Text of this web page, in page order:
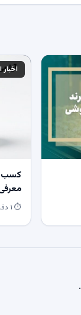
اخبار
کسب
⏱ ۱ دقیقه مطالعه
.